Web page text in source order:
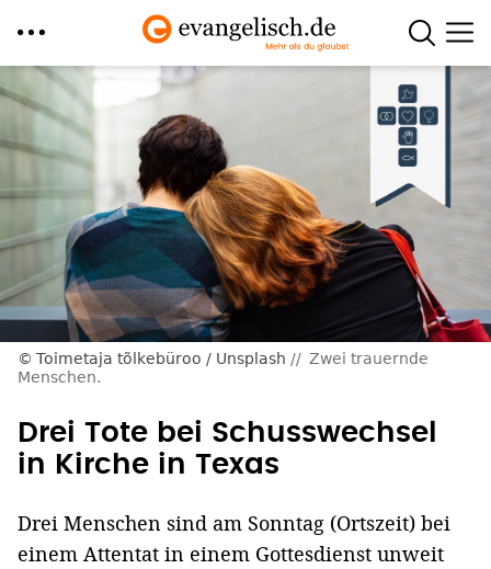
Direkt
zum
Inhalt
Toimetaja tõlkebüroo / Unsplash
Zwei trauernde
Menschen.
Drei Tote bei Schusswechsel
in Kirche in Texas
Drei Menschen sind am Sonntag (Ortszeit) bei
einem Attentat in einem Gottesdienst unweit